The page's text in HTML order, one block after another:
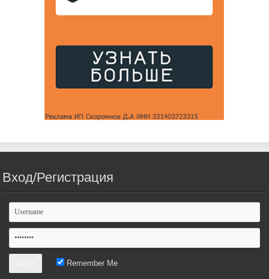
Вход/Регистрация
Remember Me